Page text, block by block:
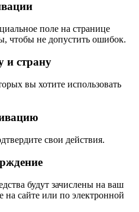
поле на странице
чтобы не допустить ошибок.
и страну
вы хотите использовать
свои действия.
будут зачислены на ваш
на сайте или по электронной